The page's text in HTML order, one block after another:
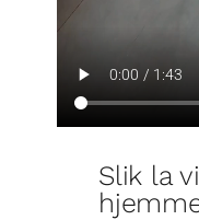
Slik la